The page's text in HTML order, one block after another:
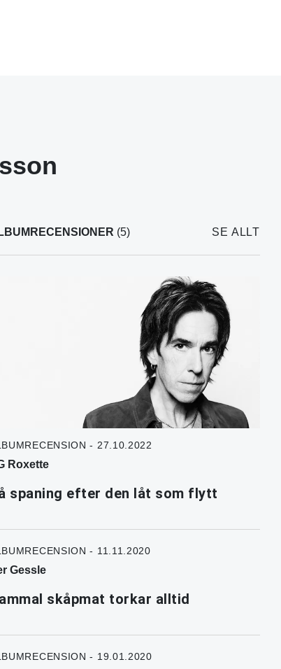
(5) SE ALLT
- 27.10.2022
Roxette
spaning efter den låt som flytt
- 11.11.2020
Gessle
skåpmat torkar alltid
- 19.01.2020